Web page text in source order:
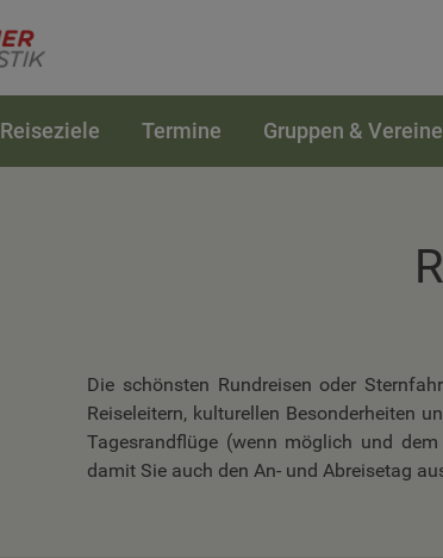
Reiseziele Termine Gruppen & Vereine
Die schönsten Rundreisen oder
Reiseleitern, kulturellen Besonderheiten
Tagesrandflüge (wenn möglich und
damit Sie auch den An- und Abreisetag